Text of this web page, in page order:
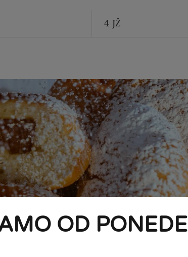
4 JŽ
OD